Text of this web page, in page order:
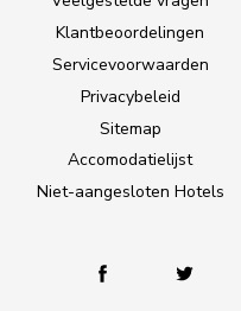
Klantbeoordelingen
Servicevoorwaarden
Privacybeleid
Sitemap
Accomodatielijst
Niet-aangesloten Hotels